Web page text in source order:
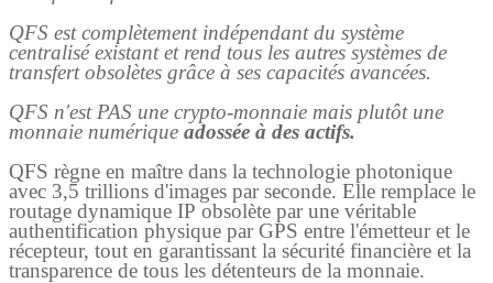
QFS est complètement indépendant du système
centralisé existant et rend tous les autres systèmes de
transfert obsolètes grâce à ses capacités avancées.
QFS n'est PAS une crypto-monnaie mais plutôt une
monnaie numérique adossée à des actifs.
QFS règne en maître dans la technologie photonique
avec 3,5 trillions d'images par seconde. Elle remplace le
routage dynamique IP obsolète par une véritable
authentification physique par GPS entre l'émetteur et le
récepteur, tout en garantissant la sécurité financière et la
transparence de tous les détenteurs de la monnaie.